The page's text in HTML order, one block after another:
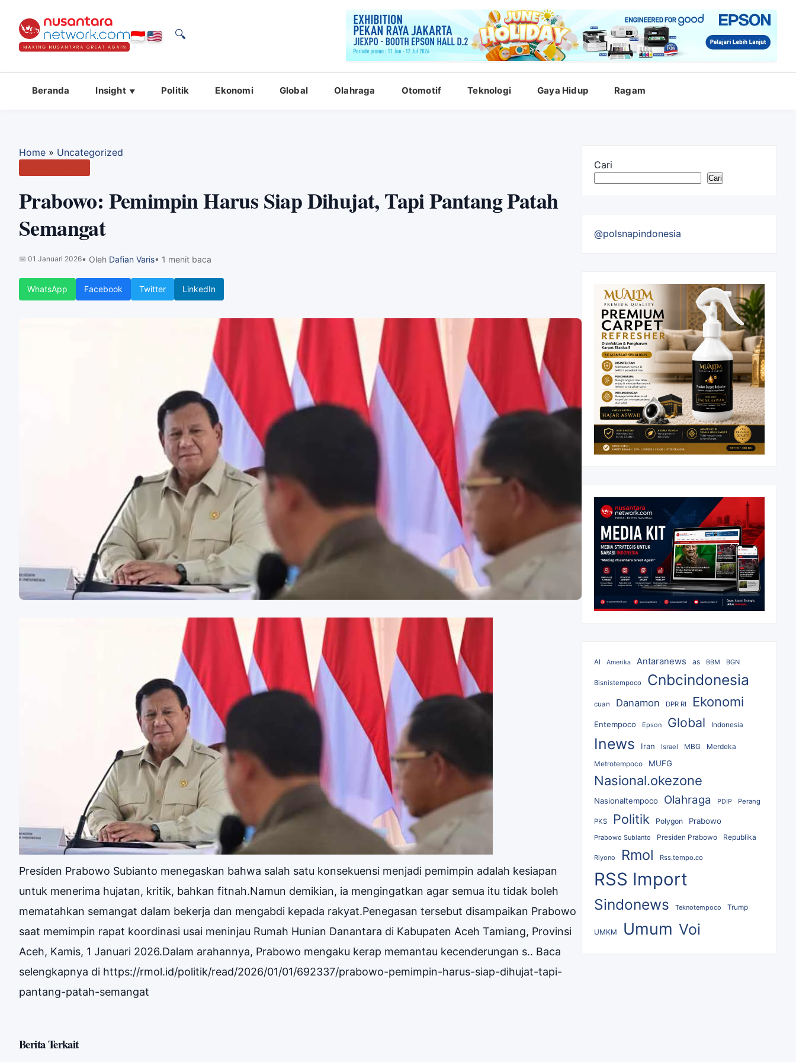
🔍
Beranda Insight Politik Ekonomi Global Olahraga Otomotif Teknologi Gaya Hidup Ragam
Home » Uncategorized
Prabowo: Pemimpin Harus Siap Dihujat, Tapi Pantang Patah
Semangat
📅 01 Januari 2026• Oleh Dafian Varis• 1 menit baca
WhatsApp Facebook Twitter LinkedIn
Presiden Prabowo Subianto menegaskan bahwa salah satu konsekuensi menjadi pemimpin adalah kesiapan
untuk menerima hujatan, kritik, bahkan fitnah.Namun demikian, ia mengingatkan agar semua itu tidak boleh
mematahkan semangat dalam bekerja dan mengabdi kepada rakyat.Penegasan tersebut disampaikan Prabowo
saat memimpin rapat koordinasi usai meninjau Rumah Hunian Danantara di Kabupaten Aceh Tamiang, Provinsi
Aceh, Kamis, 1 Januari 2026.Dalam arahannya, Prabowo mengaku kerap memantau kecenderungan s.. Baca
selengkapnya di https://rmol.id/politik/read/2026/01/01/692337/prabowo-pemimpin-harus-siap-dihujat-tapi-
pantang-patah-semangat
Berita Terkait
Cari
Cari
@polsnapindonesia
AI Amerika Antaranews as BBM BGN
Bisnistempoco Cnbcindonesia
cuan Danamon DPR RI Ekonomi
Entempoco Epson Global Indonesia
Inews Iran Israel MBG Merdeka
Metrotempoco MUFG
Nasional.okezone
Nasionaltempoco Olahraga PDIP Perang
PKS Politik Polygon Prabowo
Prabowo Subianto Presiden Prabowo Republika
Riyono Rmol Rss.tempo.co
RSS Import
Sindonews Teknotempoco Trump
UMKM Umum Voi